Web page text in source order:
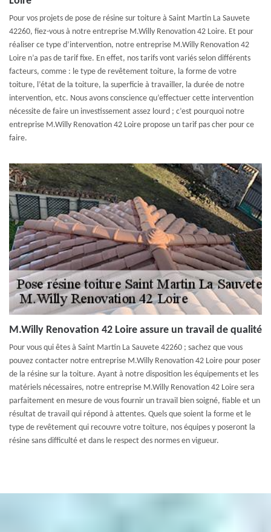
Pour vos projets de pose de résine sur toiture à Saint Martin La Sauvete
42260, fiez-vous à notre entreprise M.Willy Renovation 42 Loire. Et pour
réaliser ce type d’intervention, notre entreprise M.Willy Renovation 42
Loire n’a pas de tarif fixe. En effet, nos tarifs vont variés selon différents
facteurs, comme : le type de revêtement toiture, la forme de votre
toiture, l’état de la toiture, la superficie à travailler, la durée de notre
intervention, etc. Nous avons conscience qu’effectuer cette intervention
nécessite de faire un investissement assez lourd ; c’est pourquoi notre
entreprise M.Willy Renovation 42 Loire propose un tarif pas cher pour ce
faire.
M.Willy Renovation 42 Loire assure un travail de qualité
Pour vous qui êtes à Saint Martin La Sauvete 42260 ; sachez que vous
pouvez contacter notre entreprise M.Willy Renovation 42 Loire pour poser
de la résine sur la toiture. Ayant à notre disposition les équipements et les
matériels nécessaires, notre entreprise M.Willy Renovation 42 Loire sera
parfaitement en mesure de vous fournir un travail bien soigné, fiable et un
résultat de travail qui répond à attentes. Quels que soient la forme et le
type de revêtement qui recouvre votre toiture, nos équipes y poseront la
résine sans difficulté et dans le respect des normes en vigueur.